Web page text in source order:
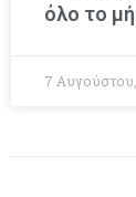
όλο το
7